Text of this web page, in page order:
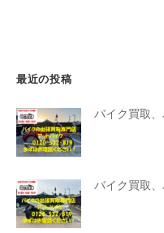
最近の投稿
バイク買取
バイク買取